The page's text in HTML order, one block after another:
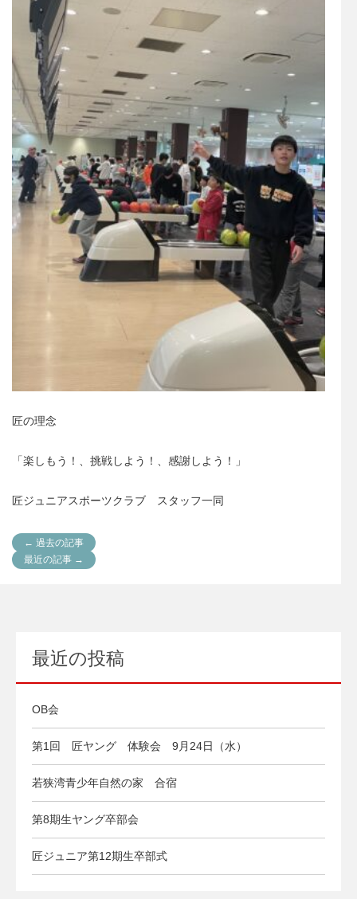
匠の理念
「楽しもう！、挑戦しよう！、感謝しよう！」
匠ジュニアスポーツクラブ スタッフ一同
← 過去の記事
最近の記事 →
最近の投稿
OB会
第1回 匠ヤング 体験会 9月24日（水）
若狭湾青少年自然の家 合宿
第8期生ヤング卒部会
匠ジュニア第12期生卒部式